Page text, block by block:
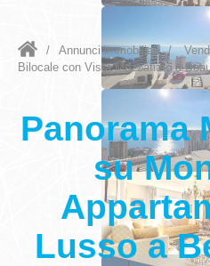
/ Annunci immobiliari /
Bilocale con Vista Mozzafiato a
Panorama
su
Lusso a